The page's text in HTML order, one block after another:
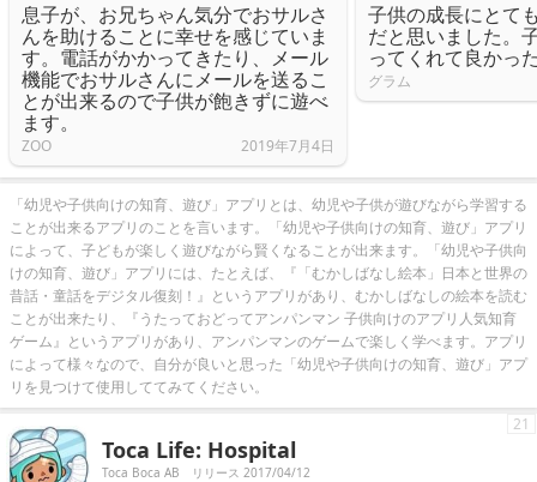
息子が、お兄ちゃん気分でおサルさ
んを助けることに幸せを感じていま
す。電話がかかってきたり、メール
機能でおサルさんにメールを送るこ
とが出来るので子供が飽きずに遊べ
ます。
ZOO 2019年7月4日
子供の成長にとて
だと思いました。
ってくれて良かっ
グラム
「幼児や子供向けの知育、遊び」アプリとは、幼児や子供が遊びながら学習する
ことが出来るアプリのことを言います。「幼児や子供向けの知育、遊び」アプリ
によって、子どもが楽しく遊びながら賢くなることが出来ます。「幼児や子供向
けの知育、遊び」アプリには、たとえば、『「むかしばなし絵本」日本と世界の
昔話・童話をデジタル復刻！』というアプリがあり、むかしばなしの絵本を読む
ことが出来たり、『うたっておどってアンパンマン 子供向けのアプリ人気知育
ゲーム』というアプリがあり、アンパンマンのゲームで楽しく学べます。アプリ
によって様々なので、自分が良いと思った「幼児や子供向けの知育、遊び」アプ
リを見つけて使用しててみてください。
Toca Life: Hospital
Toca Boca AB リリース 2017/04/12
21